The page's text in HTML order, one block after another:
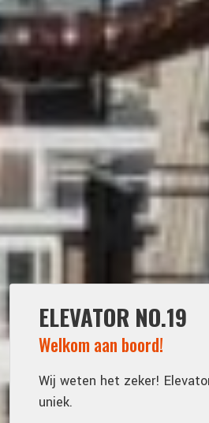
ELEVATOR NO.19
Welkom aan boord!
Wij weten het zeker!
uniek.